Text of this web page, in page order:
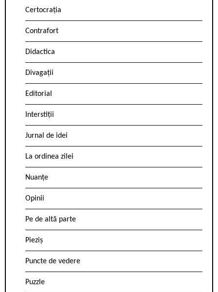
Certocrația
Contrafort
Didactica
Divagații
Editorial
Interstiții
Jurnal de idei
La ordinea zilei
Nuanțe
Opinii
Pe de altă parte
Pieziș
Puncte de vedere
Puzzle